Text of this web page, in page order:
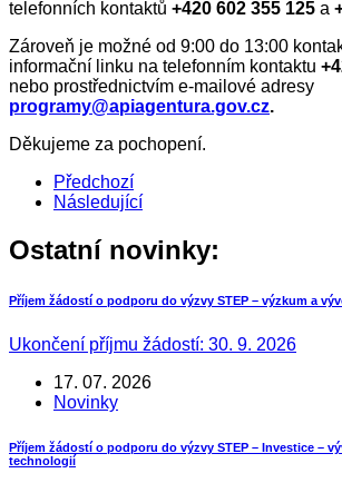
telefonních kontaktů +420 602 355 125 a
Zároveň je možné od 9:00 do 13:00
informační linku na telefonním kontaktu
nebo prostřednictvím e-mailové adresy
programy@apiagentura.gov.cz.
Děkujeme za pochopení.
Předchozí
Následující
Ostatní novinky:
Příjem žádostí o podporu do výzvy STEP – výzkum a
Ukončení příjmu žádostí: 30. 9. 2026
17. 07. 2026
Novinky
Příjem žádostí o podporu do výzvy STEP – Investice –
technologií